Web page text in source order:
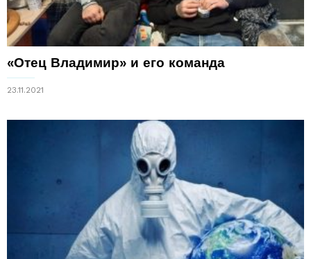
«Отец Владимир» и его команда
23.11.2021